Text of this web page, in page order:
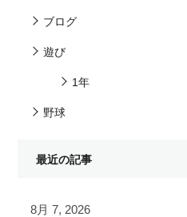
ブログ
遊び
1年
野球
最近の記事
8月 7, 2026